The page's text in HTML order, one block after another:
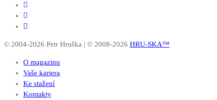
© 2004-2026 Petr Hruška | © 2008-2026 HRU-SKA™
O magazinu
Vaše kariera
Ke stažení
Kontakty